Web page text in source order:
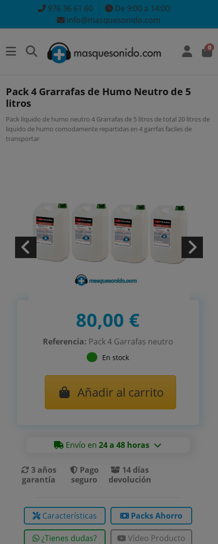
976 36 61 60
De 9:00 a 14:00
info@masquesonido.com
0
Pack 4 Grarrafas de Humo Neutro de 5
litros
Pack liquido de humo neutro 4 Grarrafas de 5 litros de total 20 litros de
liquido de humo comodamente repartidas en 4 garrfas faciles de
transportar
80,00 €
Referencia: Pack 4 Garrafas neutro
En stock
Añadir al carrito
Envío en24 a 48 horas
3 años
garantía
Pago
seguro
14 días
devolución
Características Packs Ahorro
¿Tienes dudas? Vídeo Producto